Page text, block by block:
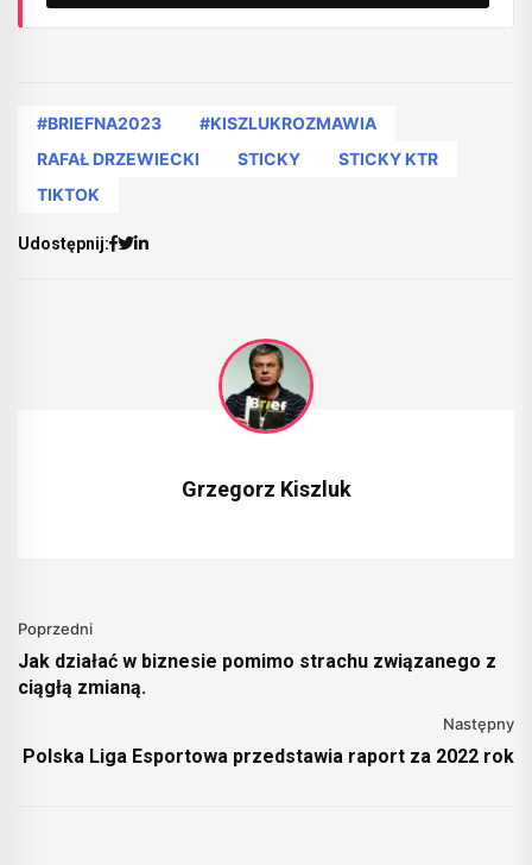
#BRIEFNA2023
#KISZLUKROZMAWIA
RAFAŁ DRZEWIECKI
STICKY
STICKY KTR
TIKTOK
Udostępnij:
Grzegorz Kiszluk
Poprzedni
Jak działać w biznesie pomimo strachu związanego z
ciągłą zmianą.
Następny
Polska Liga Esportowa przedstawia raport za 2022 rok